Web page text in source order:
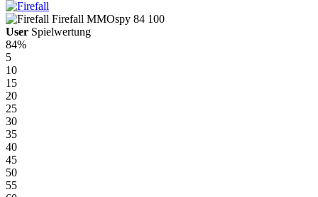
Firefall MMOspy 84 100
User Spielwertung
84%
5
10
15
20
25
30
35
40
45
50
55